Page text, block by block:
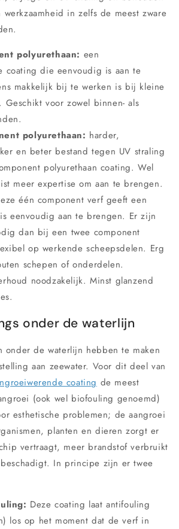
in zelfs de meest zware
polyurethaan: een
coating die eenvoudig is aan te
makkelijk bij te werken is bij kleine
Geschikt voor zowel binnen- als
polyurethaan: harder,
en beter bestand tegen UV straling
polyurethaan coating. Wel
meer expertise om aan te brengen.
één component verf geeft een
eenvoudig aan te brengen. Er zijn
dan bij een twee component
op werkende scheepsdelen. Erg
schepen of onderdelen.
noodzakelijk. Minst glanzend
onder de waterlijn
onder de waterlijn hebben te maken
aan zeewater. Voor dit deel van
coating de meest
(ook wel biofouling genoemd)
esthetische problemen; de aangroei
planten en dieren zorgt er
vertraagt, meer brandstof verbruikt
In principe zijn er twee
Deze coating laat antifouling
los op het moment dat de verf in